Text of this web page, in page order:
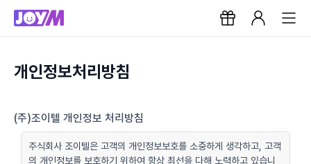
개인정보처리방침
(주)조이텔 개인정보 처리방침
주식회사 조이텔은 고객의 개인정보보호를 소중하게 생각하고, 고객
의 개인정보를 보호하기 위하여 항상 최선을 다해 노력하고 있습니